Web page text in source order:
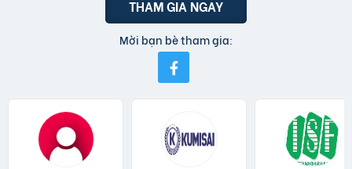
THAM GIA NGAY
Mời bạn bè tham gia: